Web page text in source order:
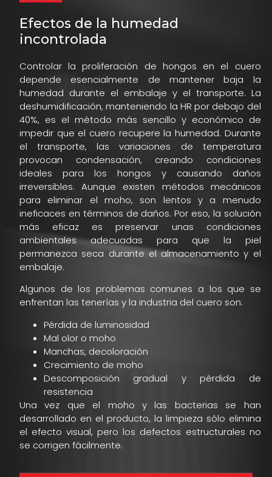
Efectos de la humedad
incontrolada
Controlar la proliferación de hongos en el cuero
depende esencialmente de mantener baja la
humedad durante el embalaje y el transporte. La
deshumidificación, manteniendo la HR por debajo del
40%, es el método más sencillo y económico de
impedir que el cuero recupere la humedad. Durante
el transporte, las variaciones de temperatura
provocan condensación, creando condiciones
ideales para los hongos y causando daños
irreversibles. Aunque existen métodos mecánicos
para eliminar el moho, son lentos y a menudo
ineficaces en términos de daños. Por eso, la solución
más eficaz es preservar unas condiciones
ambientales adecuadas para que la piel
permanezca seca durante el almacenamiento y el
embalaje.
Algunos de los problemas comunes a los que se
enfrentan las tenerías y la industria del cuero son:
Pérdida de luminosidad
Mal olor o moho
Manchas, decoloración
Crecimiento de moho
Descomposición gradual y pérdida de
resistencia
Una vez que el moho y las bacterias se han
desarrollado en el producto, la limpieza sólo elimina
el efecto visual, pero los defectos estructurales no
se corrigen fácilmente.